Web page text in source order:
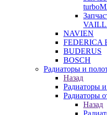
NAVIEN
FEDERICA
BUDERUS
BOSCH
Радиаторы и
Назад
Радиаторы
Радиаторы
Назад